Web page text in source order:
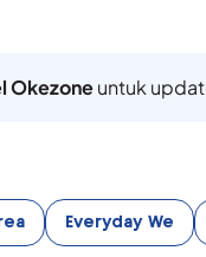
Okezoneuntuk
Everyday We